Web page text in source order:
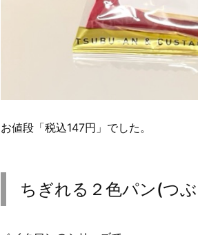
お値段「税込147円」でした。
ちぎれる２色パン(つ